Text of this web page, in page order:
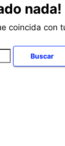
nada!
coincida con